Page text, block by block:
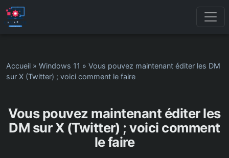
Accueil » Windows 11 » Vous pouvez maintenant éditer les DM
sur X (Twitter) ; voici comment le faire
Vous pouvez maintenant éditer les
DM sur X (Twitter) ; voici comment
le faire